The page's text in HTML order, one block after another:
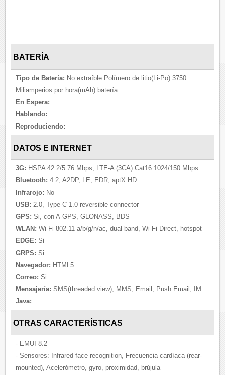
BATERÍA
Tipo de Batería: No extraíble Polímero de litio(Li-Po) 3750
Miliamperios por hora(mAh) batería
En Espera:
Hablando:
Reproduciendo:
DATOS E INTERNET
3G: HSPA 42.2/5.76 Mbps, LTE-A (3CA) Cat16 1024/150 Mbps
Bluetooth: 4.2, A2DP, LE, EDR, aptX HD
Infrarojo: No
USB: 2.0, Type-C 1.0 reversible connector
GPS: Si, con A-GPS, GLONASS, BDS
WLAN: Wi-Fi 802.11 a/b/g/n/ac, dual-band, Wi-Fi Direct, hotspot
EDGE: Si
GRPS: Si
Navegador: HTML5
Correo: Si
Mensajería: SMS(threaded view), MMS, Email, Push Email, IM
Java:
OTRAS CARACTERÍSTICAS
- EMUI 8.2
- Sensores: Infrared face recognition, Frecuencia cardíaca (rear-
mounted), Acelerómetro, gyro, proximidad, brújula